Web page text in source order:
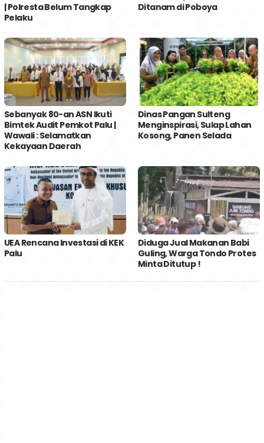
| Polresta Belum Tangkap
Pelaku
Ditanam di Poboya
Sebanyak 80-an ASN Ikuti
Bimtek Audit Pemkot Palu |
Wawali : Selamatkan
Kekayaan Daerah
Dinas Pangan Sulteng
Menginspirasi, Sulap Lahan
Kosong, Panen Selada
UEA Rencana Investasi di KEK
Palu
Diduga Jual Makanan Babi
Guling, Warga Tondo Protes
Minta Ditutup !